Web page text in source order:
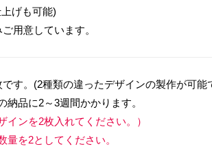
げも可能)
用意しています。
です。(2種類の違ったデザインの製作が可能
納品に2～3週間かかります。
インを2枚入れてください。）
を2としてください。